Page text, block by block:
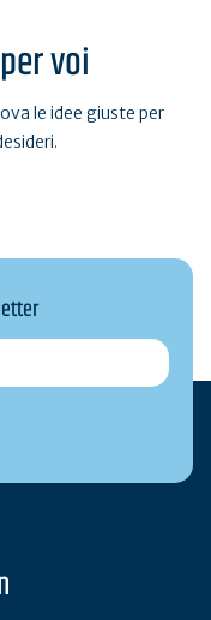
voi
le idee giuste per